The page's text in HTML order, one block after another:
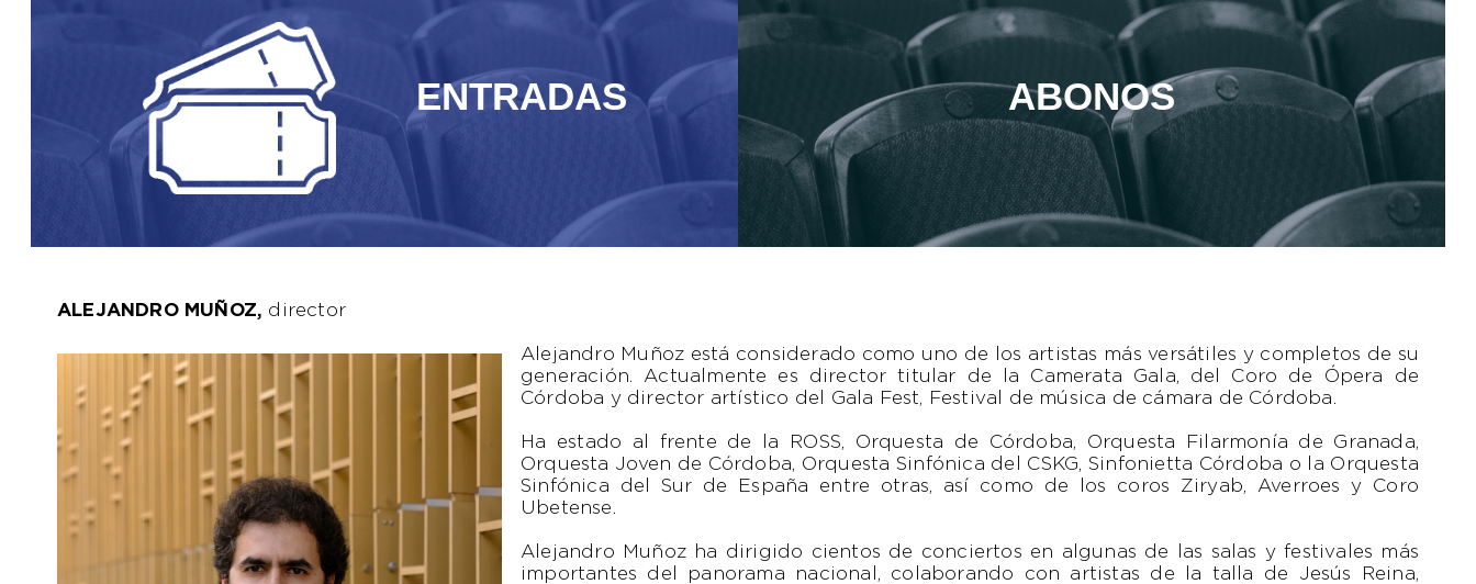
ENTRADAS ABONOS
ALEJANDRO MUÑOZ, director
Alejandro Muñoz está considerado como uno de los artistas más versátiles y completos de su
generación. Actualmente es director titular de la Camerata Gala, del Coro de Ópera de
Córdoba y director artístico del Gala Fest, Festival de música de cámara de Córdoba.
Ha estado al frente de la ROSS, Orquesta de Córdoba, Orquesta Filarmonía de Granada,
Orquesta Joven de Córdoba, Orquesta Sinfónica del CSKG, Sinfonietta Córdoba o la Orquesta
Sinfónica del Sur de España entre otras, así como de los coros Ziryab, Averroes y Coro
Ubetense.
Alejandro Muñoz ha dirigido cientos de conciertos en algunas de las salas y festivales más
importantes del panorama nacional, colaborando con artistas de la talla de Jesús Reina,